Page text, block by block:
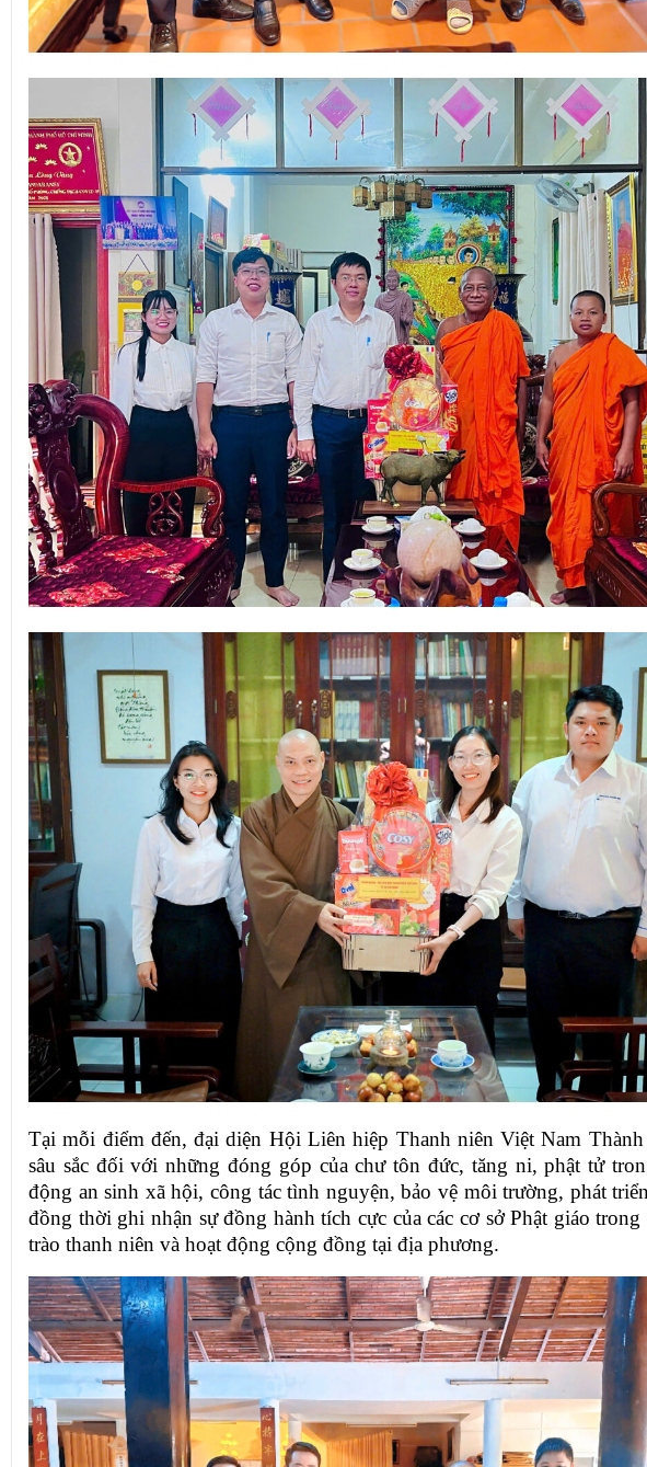
Tại mỗi điểm đến, đại diện Hội Liên hiệp Thanh niên Việt Nam
sâu sắc đối với những đóng góp của chư tôn đức, tăng ni, phật tử
động an sinh xã hội, công tác tình nguyện, bảo vệ môi trường, phát
đồng thời ghi nhận sự đồng hành tích cực của các cơ sở Phật giáo trong
trào thanh niên và hoạt động cộng đồng tại địa phương.